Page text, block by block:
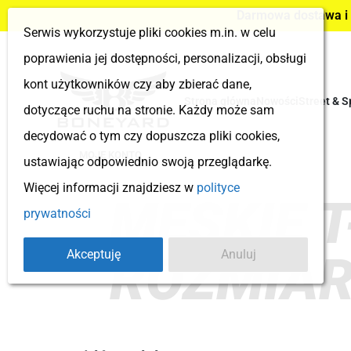
Darmowa
Street &
MOJE KONTO
MĘSKIE
Serwis wykorzystuje pliki cookies m.in. w celu
poprawienia jej dostępności, personalizacji, obsługi
kont użytkowników czy aby zbierać dane,
dotyczące ruchu na stronie. Każdy może sam
decydować o tym czy dopuszcza pliki cookies,
ustawiając odpowiednio swoją przeglądarkę.
Więcej informacji znajdziesz w polityce
prywatności
Akceptuję Anuluj